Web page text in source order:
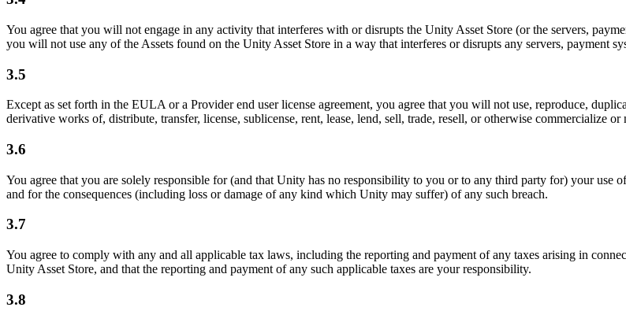
You agree that you will not engage in any activity that interferes with or disrupts the Unity Asset Store (or the servers,
you will not use any of the Assets found on the Unity Asset Store in a way that interferes or disrupts any servers, payment
3.5
Except as set forth in the EULA or a Provider end user license agreement, you agree that you will not use, reproduce,
derivative works of, distribute, transfer, license, sublicense, rent, lease, lend, sell, trade, resell, or otherwise commercialize
3.6
You agree that you are solely responsible for (and that Unity has no responsibility to you or to any third party for) your use
and for the consequences (including loss or damage of any kind which Unity may suffer) of any such breach.
3.7
You agree to comply with any and all applicable tax laws, including the reporting and payment of any taxes arising in
Unity Asset Store, and that the reporting and payment of any such applicable taxes are your responsibility.
3.8